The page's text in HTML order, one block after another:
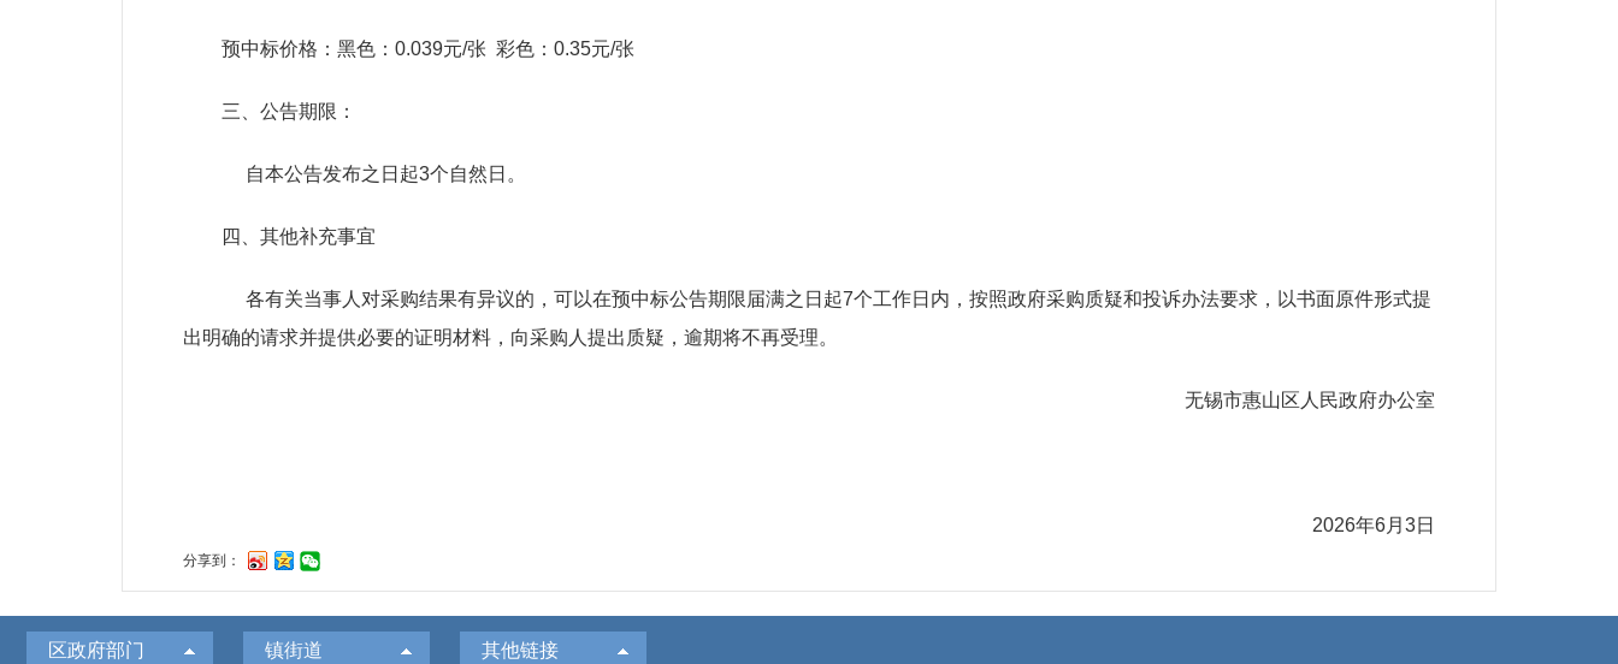
预中标价格：黑色：0.039元/张 彩色：0.35元/张
三、公告期限：
自本公告发布之日起3个自然日。
四、其他补充事宜
各有关当事人对采购结果有异议的，可以在预中标公告期限届满之日起7个工作日内，按照政府采购质疑和投诉办法要求，以书面原件形式提
出明确的请求并提供必要的证明材料，向采购人提出质疑，逾期将不再受理。
无锡市惠山区人民政府办公室
2026年6月3日
分享到：
区政府部门 镇街道 其他链接